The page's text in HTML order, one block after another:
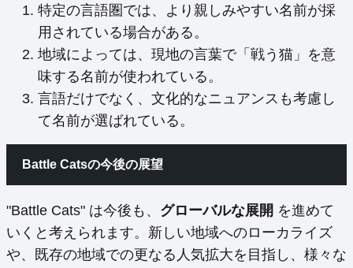
特定の言語圏では、より親しみやすい名前が採
用されている場合がある。
地域によっては、現地の言葉で「戦う猫」を意
味する名前が使われている。
言語だけでなく、文化的なニュアンスも考慮し
て名前が選ばれている。
Battle Catsの今後の展望
"Battle Cats" は今後も、 グローバルな展開 を進めて
いくと考えられます。新しい地域へのローカライズ
や、既存の地域での更なる人気拡大を目指し、様々な